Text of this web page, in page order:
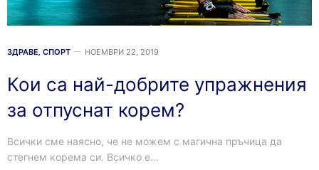
ЗДРАВЕ, СПОРТ НОЕМВРИ 22, 2019
Кои са най-добрите упражнения
за отпуснат корем?
Всички сме наясно, че не можем с магична пръчица да
стегнем корема си. Всичко е…